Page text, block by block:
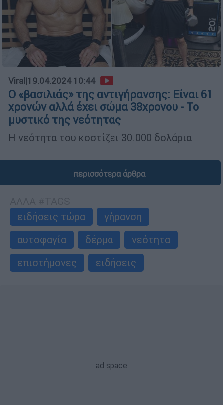
Viral|19.04.2024 10:44
Ο «βασιλιάς» της αντιγήρανσης: Είναι 61
χρονών αλλά έχει σώμα 38χρονου - Το
μυστικό της νεότητας
Η νεότητα του κοστίζει 30.000 δολάρια
περισσότερα άρθρα
ειδήσεις τώρα
γήρανση
αυτοφαγία
δέρμα
νεότητα
επιστήμονες
ειδήσεις